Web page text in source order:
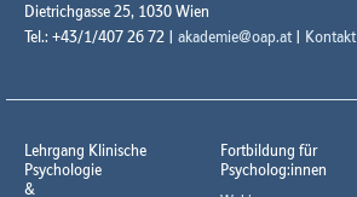
Dietrichgasse 25, 1030 Wien
Tel.: +43/1/407 26 72 | akademie@oap.at | Kontakt
Lehrgang Klinische
Psychologie
&
Fortbildung für
Psycholog:innen